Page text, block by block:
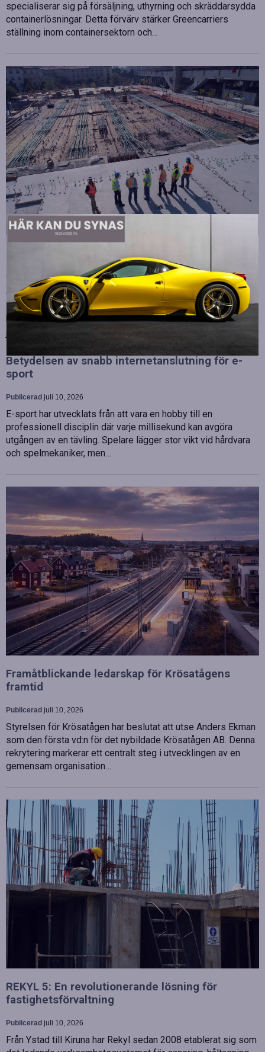
specialiserar sig på försäljning, uthyrning och skräddarsydda
containerlösningar. Detta förvärv stärker Greencarriers
ställning inom containersektorn och…
Strategiska tillskott till OHLA Sveriges ledning
juli 10, 2026
OHLA Sverige stärker sin ledningsgrupp genom att anställa
Malin Bergman som HR-chef och María Vazquez som
biträdande ekonomichef. Båda började sina nya tjänster den 1
juni 2026 och kommer att…
Betydelsen av snabb internetanslutning för e-
sport
Publicerad juli 10, 2026
E-sport har utvecklats från att vara en hobby till en
professionell disciplin där varje millisekund kan avgöra
utgången av en tävling. Spelare lägger stor vikt vid hårdvara
och spelmekaniker, men…
Framåtblickande ledarskap för Krösatågens
framtid
Publicerad juli 10, 2026
Styrelsen för Krösatågen har beslutat att utse Anders Ekman
som den första vd:n för det nybildade Krösatågen AB. Denna
rekrytering markerar ett centralt steg i utvecklingen av en
gemensam organisation…
REKYL 5: En revolutionerande lösning för
fastighetsförvaltning
Publicerad juli 10, 2026
Från Ystad till Kiruna har Rekyl sedan 2008 etablerat sig som